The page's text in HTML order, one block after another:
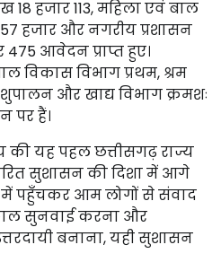
18 हजार 113, महिला एवं बाल
हजार और नगरीय प्रशासन
आवेदन प्राप्त हुए।
विकास विभाग प्रथम, श्रम
और खाद्य विभाग क्रमशः
पर हैं।
की यह पहल छत्तीसगढ़ राज्य
सुशासन की दिशा में आगे
में पहुँचकर आम लोगों से संवाद
सुनवाई करना और
बनाना, यही सुशासन